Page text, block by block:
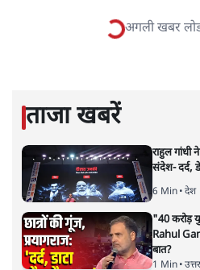
मुसलिम पर्सनल लॉ बोर्ड